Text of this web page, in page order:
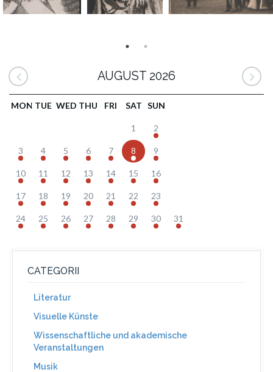
AUGUST 2026
MON TUE WED THU FRI SAT SUN
1 2
3 4 5 6 7 8 9
10 11 12 13 14 15 16
17 18 19 20 21 22 23
24 25 26 27 28 29 30 31
CATEGORII
Literatur
Visuelle Künste
Wissenschaftliche und akademische
Veranstaltungen
Musik